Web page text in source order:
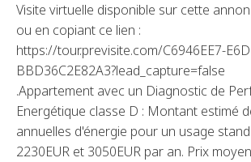
Visite virtuelle disponible sur cette
ou en copiant ce lien :
https://tour.previsite.com/C6946EE7-
BBD36C2E82A3?lead_capture=false
.Appartement avec un Diagnostic de
Energétique classe D : Montant estimé
annuelles d'énergie pour un usage
2230EUR et 3050EUR par an. Prix